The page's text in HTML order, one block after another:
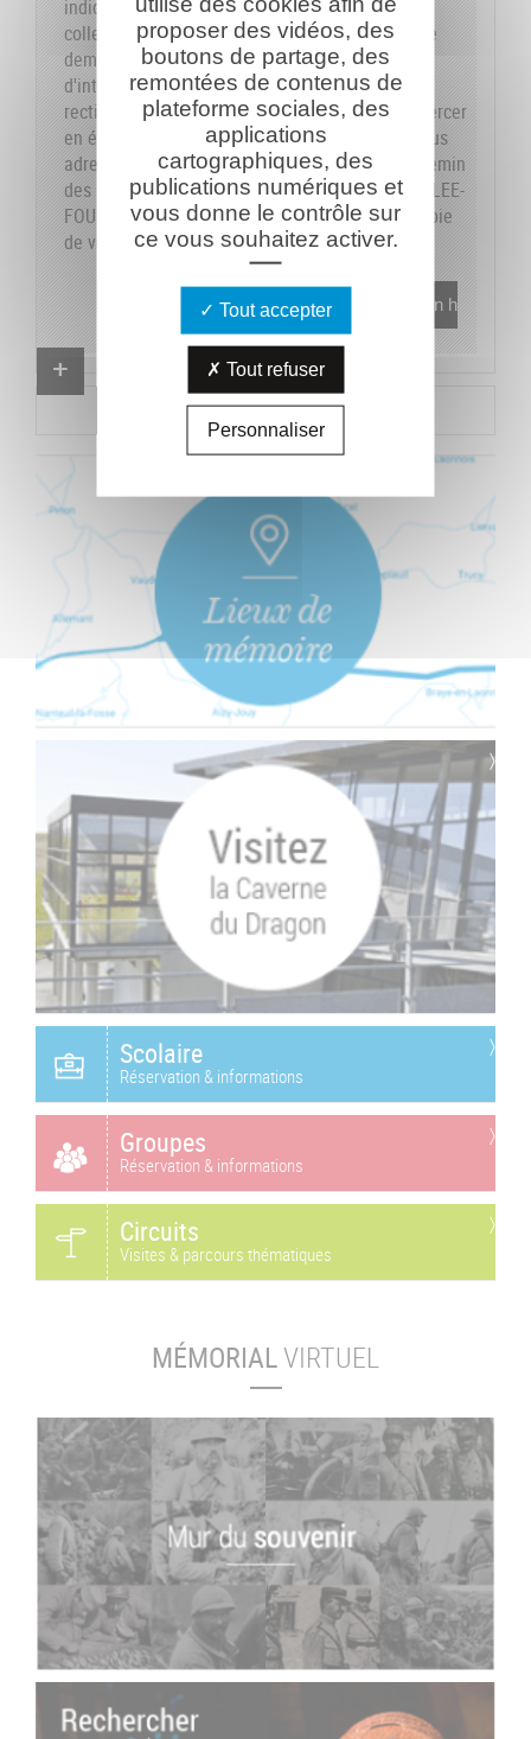
indiquons sur le formulaire les données dont la
collecte est obligatoire pour pouvoir traiter votre
demande. Vous disposez de vos droits
d'interrogation, accès, modification, opposition,
rectification et suppression que vous pouvez exercer
en écrivant au responsable du traitement, en vous
adressant à la Caverne du Dragon-Musée du Chemin
des Dames - RD 18 CD - 02160 OULCHES-LA-VALLEE-
FOULON et en joignant à votre demande une copie
de votre pièce d'identité.En savoir plus
Proposer un combattant
Proposer un document
Scolaire
Réservation & informations
Groupes
Réservation & informations
Circuits
Visites & parcours thématiques
MÉMORIALVIRTUEL
proposer des vidéos, des
boutons de partage, des
remontées de contenus de
plateforme sociales, des
applications
cartographiques, des
publications numériques et
vous donne le contrôle sur
ce vous souhaitez activer.
Tout accepter
Tout refuser
Personnaliser